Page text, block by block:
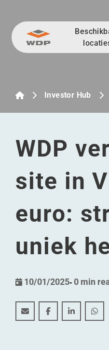
Ga naar inhoud
Investor Hub
WDP
site in
euro:
uniek
10/01/2025- 0 min
WDP verwerft
WDP verwerft
WDP